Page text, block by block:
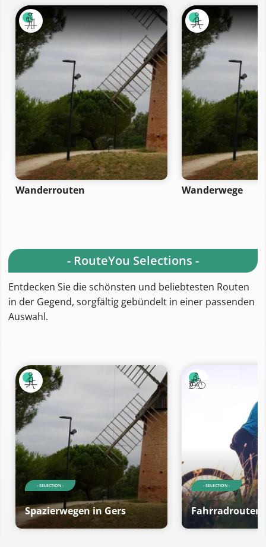
Wanderrouten Wanderwege
- RouteYou Selections -
Entdecken Sie die schönsten und beliebtesten Routen
in der Gegend, sorgfältig gebündelt in einer passenden
Auswahl.
- SELECTION -
Spazierwegen in Gers
- SELECTION -
Fahrradrouten